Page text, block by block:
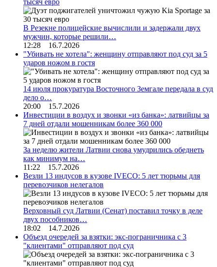
тысяч евро
В Резекне полицейские вычислили и задержали двух
мужчин, которые решили…
12:28 16.7.2026
"Убивать не хотела": женщину отправляют под суд за 5
ударов ножом в гостя
14 июля прокуратура Восточного Земгале передала в суд
дело о…
20:00 15.7.2026
Инвестиции в воздух и звонки «из банка»: латвийцы за
7 дней отдали мошенникам более 360 000
За неделю жители Латвии снова умудрились обеднеть
как минимум на…
11:22 15.7.2026
Везли 13 индусов в кузове IVECO: 5 лет тюрьмы для
перевозчиков нелегалов
Верховный суд Латвии (Сенат) поставил точку в деле
двух пособников…
18:02 14.7.2026
Объезд очередей за взятки: экс-пограничника с 3
"клиентами" отправляют под суд